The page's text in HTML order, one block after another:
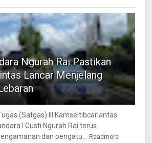
Ngurah Rai Pastikan
Lancar Menjelang
(Satgas) III Kamseltibcarlantas
I Gusti Ngurah Rai terus
dan pengatu...
Readmore